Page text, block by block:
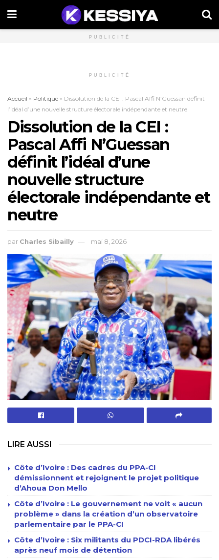
PUBLICITÉ
PUBLICITÉ
Accueil » Politique » Dissolution de la CEI : Pascal Affi N’Guessan définit
l’idéal d’une nouvelle structure électorale indépendante et neutre
Dissolution de la CEI :
Pascal Affi N’Guessan
définit l’idéal d’une
nouvelle structure
électorale indépendante et
neutre
par Charles Sibailly mai 8, 2026
LIRE AUSSI
Côte d’Ivoire : Des cadres du PPA-CI
démissionnent et rejoignent le projet politique
d’Ahoua Don Mello
Côte d’Ivoire : Le gouvernement ne voit « aucun
problème » dans la création d’un observatoire
parlementaire par le PPA-CI
Côte d’Ivoire : Six militants du PDCI-RDA libérés
après neuf mois de détention